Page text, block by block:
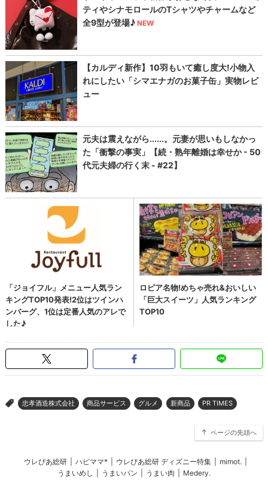
> 忠孝酒造株式会社 商品サービス グルメ 新商品 PR TIMES
ページの先頭へ
ウレぴあ総研 ハピママ* ウレぴあ総研 ディズニー特集 mimot.
うまいめし
うまいパン うまい肉 Medery.